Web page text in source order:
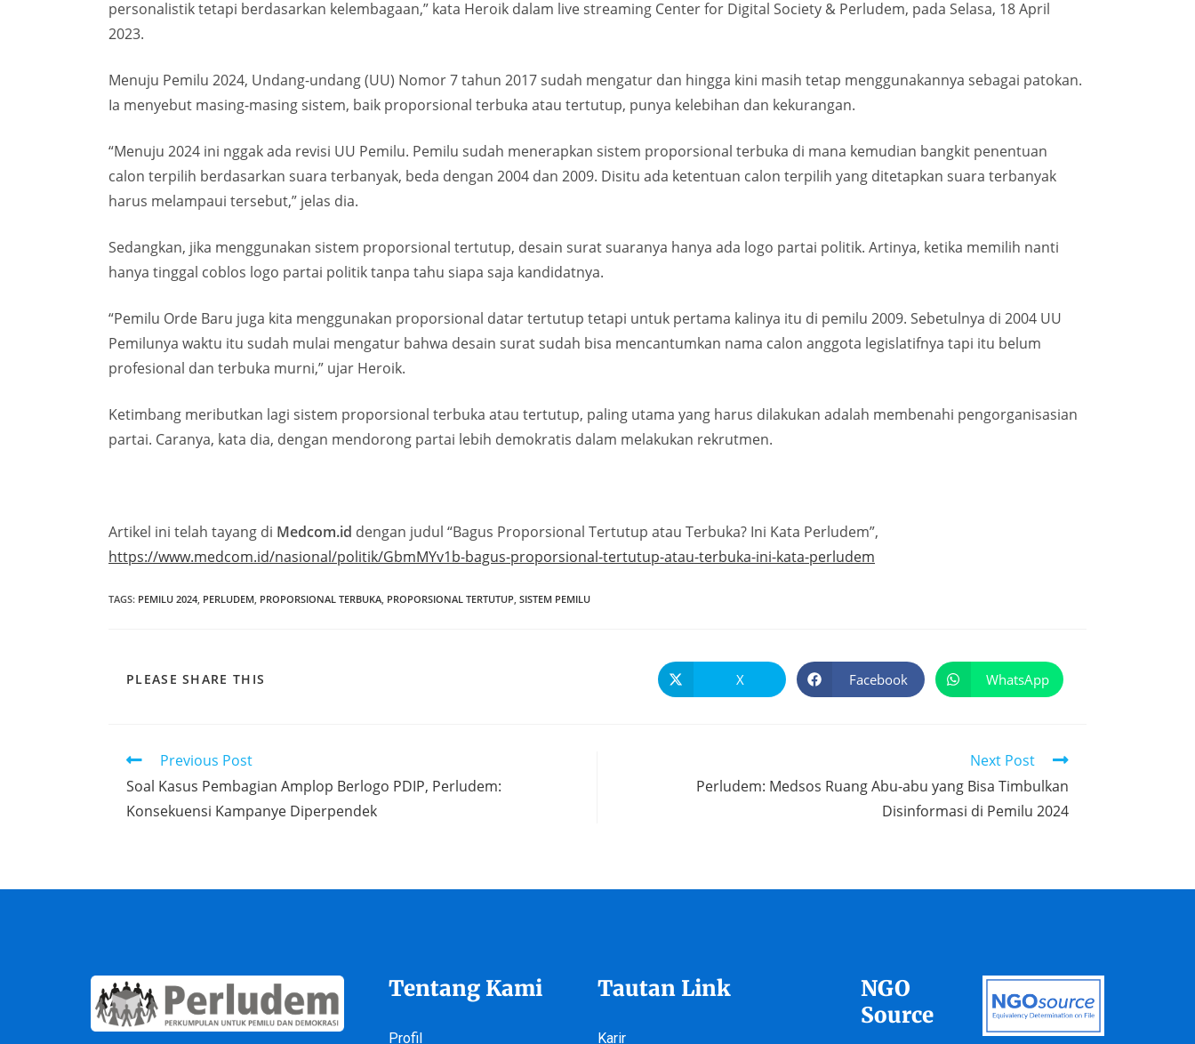
personalistik tetapi berdasarkan kelembagaan,” kata Heroik dalam live streaming Center for Digital Society & Perludem, pada Selasa, 18 April
2023.
Menuju Pemilu 2024, Undang-undang (UU) Nomor 7 tahun 2017 sudah mengatur dan hingga kini masih tetap menggunakannya sebagai patokan.
Ia menyebut masing-masing sistem, baik proporsional terbuka atau tertutup, punya kelebihan dan kekurangan.
“Menuju 2024 ini nggak ada revisi UU Pemilu. Pemilu sudah menerapkan sistem proporsional terbuka di mana kemudian bangkit penentuan
calon terpilih berdasarkan suara terbanyak, beda dengan 2004 dan 2009. Disitu ada ketentuan calon terpilih yang ditetapkan suara terbanyak
harus melampaui tersebut,” jelas dia.
Sedangkan, jika menggunakan sistem proporsional tertutup, desain surat suaranya hanya ada logo partai politik. Artinya, ketika memilih nanti
hanya tinggal coblos logo partai politik tanpa tahu siapa saja kandidatnya.
“Pemilu Orde Baru juga kita menggunakan proporsional datar tertutup tetapi untuk pertama kalinya itu di pemilu 2009. Sebetulnya di 2004 UU
Pemilunya waktu itu sudah mulai mengatur bahwa desain surat sudah bisa mencantumkan nama calon anggota legislatifnya tapi itu belum
profesional dan terbuka murni,” ujar Heroik.
Ketimbang meributkan lagi sistem proporsional terbuka atau tertutup, paling utama yang harus dilakukan adalah membenahi pengorganisasian
partai. Caranya, kata dia, dengan mendorong partai lebih demokratis dalam melakukan rekrutmen.
Artikel ini telah tayang di Medcom.id dengan judul “Bagus Proporsional Tertutup atau Terbuka? Ini Kata Perludem”,
https://www.medcom.id/nasional/politik/GbmMYv1b-bagus-proporsional-tertutup-atau-terbuka-ini-kata-perludem
TAGS: PEMILU 2024, PERLUDEM, PROPORSIONAL TERBUKA, PROPORSIONAL TERTUTUP, SISTEM PEMILU
PLEASE SHARE THIS X Facebook WhatsApp
Previous Post
Soal Kasus Pembagian Amplop Berlogo PDIP, Perludem:
Konsekuensi Kampanye Diperpendek
Next Post
Perludem: Medsos Ruang Abu-abu yang Bisa Timbulkan
Disinformasi di Pemilu 2024
Tentang Kami
Profil
Tautan Link
Karir
NGO
Source